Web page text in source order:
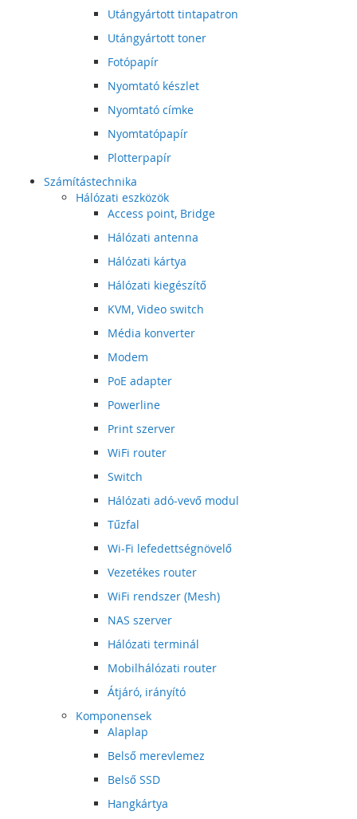
Utángyártott tintapatron
Utángyártott toner
Fotópapír
Nyomtató készlet
Nyomtató címke
Nyomtatópapír
Plotterpapír
Számítástechnika
Hálózati eszközök
Access point, Bridge
Hálózati antenna
Hálózati kártya
Hálózati kiegészítő
KVM, Video switch
Média konverter
Modem
PoE adapter
Powerline
Print szerver
WiFi router
Switch
Hálózati adó-vevő modul
Tűzfal
Wi-Fi lefedettségnövelő
Vezetékes router
WiFi rendszer (Mesh)
NAS szerver
Hálózati terminál
Mobilhálózati router
Átjáró, irányító
Komponensek
Alaplap
Belső merevlemez
Belső SSD
Hangkártya